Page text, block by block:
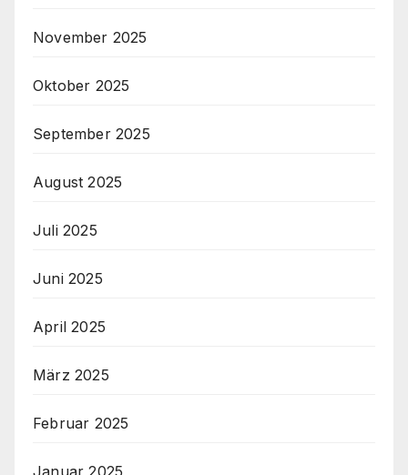
November 2025
Oktober 2025
September 2025
August 2025
Juli 2025
Juni 2025
April 2025
März 2025
Februar 2025